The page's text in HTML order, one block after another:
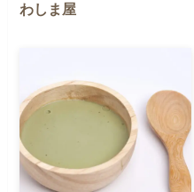
わしま屋